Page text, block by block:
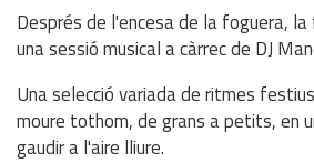
Després de l'encesa de la foguera,
una sessió musical a càrrec de DJ
Una selecció variada de ritmes
moure tothom, de grans a petits, en
gaudir a l'aire lliure.